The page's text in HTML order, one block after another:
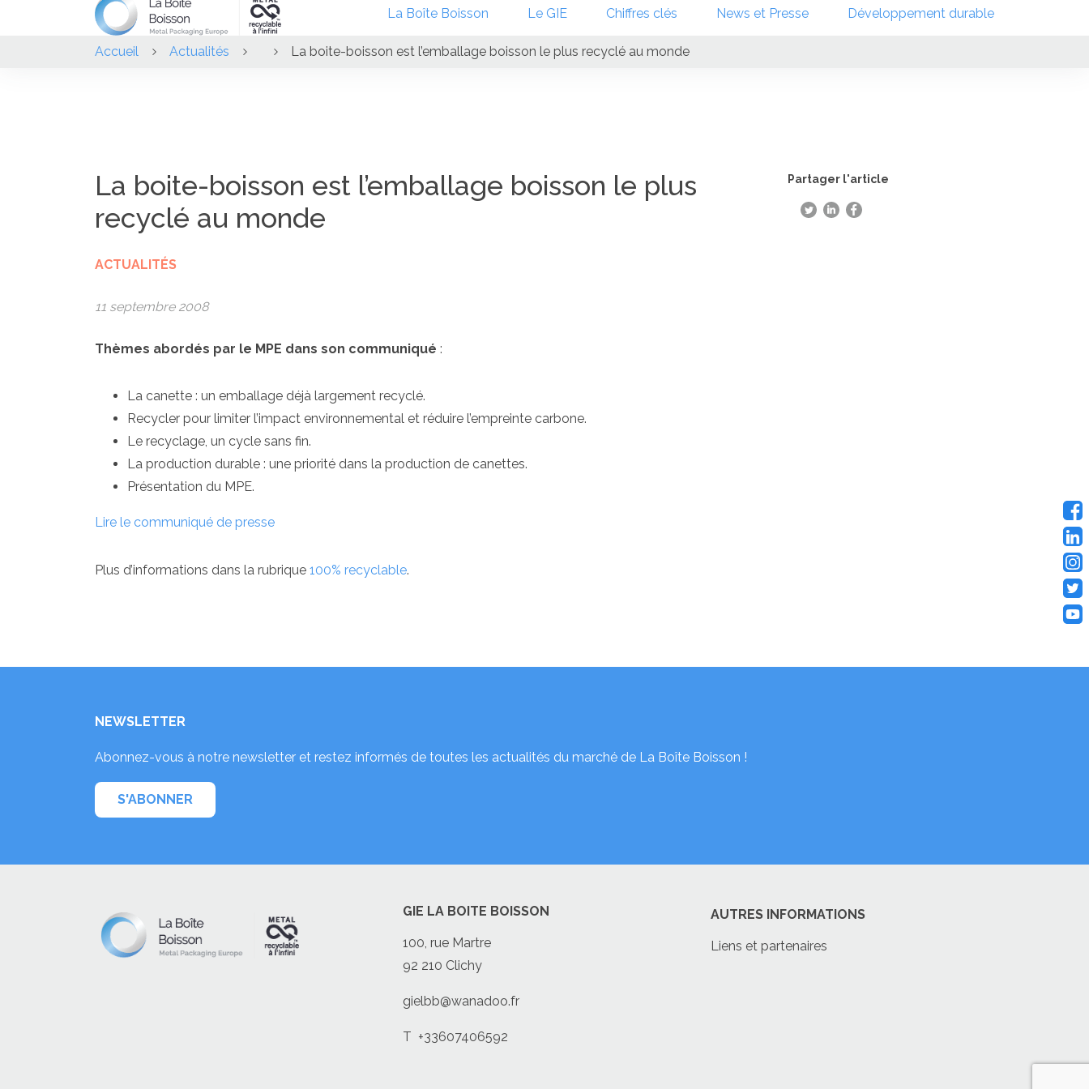
La Boîte Boisson Le GIE Chiffres clés News et Presse Développement durable
Accueil Actualités La boite-boisson est l’emballage boisson le plus recyclé au monde
La boite-boisson est l’emballage boisson le plus
recyclé au monde
ACTUALITÉS
11 septembre 2008
Thèmes abordés par le MPE dans son communiqué :
La canette : un emballage déjà largement recyclé.
Recycler pour limiter l’impact environnemental et réduire l’empreinte carbone.
Le recyclage, un cycle sans fin.
La production durable : une priorité dans la production de canettes.
Présentation du MPE.
Lire le communiqué de presse
Plus d’informations dans la rubrique 100% recyclable.
Partager l'article
NEWSLETTER
Abonnez-vous à notre newsletter et restez informés de toutes les actualités du marché de La Boîte Boisson !
S'ABONNER
GIE LA BOITE BOISSON
100, rue Martre
92 210 Clichy
gielbb@wanadoo.fr
T +33607406592
AUTRES INFORMATIONS
Liens et partenaires